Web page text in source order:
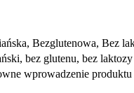
Bezglutenowa, Bez
bez glutenu, bez laktozy
wprowadzenie